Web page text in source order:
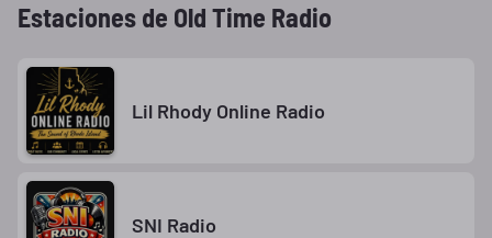
Estaciones de Old Time Radio
Lil Rhody Online Radio
SNI Radio